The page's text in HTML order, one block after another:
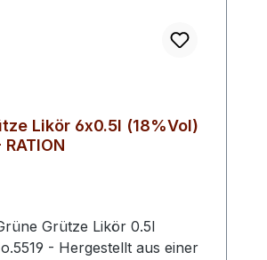
Likör 6x0.5l (18%Vol)
Grütze Likör 0.5l
- Hergestellt aus einer